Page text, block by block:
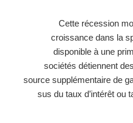
Cette récession
croissance dans la
disponible à une
sociétés détiennent
source supplémentaire de
sus du taux d’intérêt ou